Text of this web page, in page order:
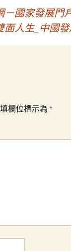
－國家發展門
人生_中國
欄位標示為 *